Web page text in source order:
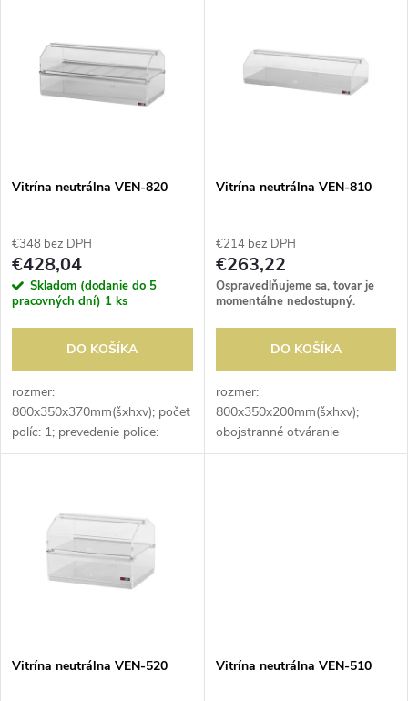
e
p
r
o
d
u
s
r
o
d
u
k
Vitrína neutrálna VEN-820
€348 bez DPH
€428,04
Skladom (dodanie do 5
pracovných dní) 1 ks
DO KOŠÍKA
rozmer:
800x350x370mm(šxhxv); počet
políc: 1; prevedenie police:
roštová; obojstranné otváranie
Vitrína neutrálna VEN-810
€214 bez DPH
€263,22
Ospravedlňujeme sa, tovar je
momentálne nedostupný.
DO KOŠÍKA
rozmer:
800x350x200mm(šxhxv);
obojstranné otváranie
Vitrína neutrálna VEN-520 Vitrína neutrálna VEN-510